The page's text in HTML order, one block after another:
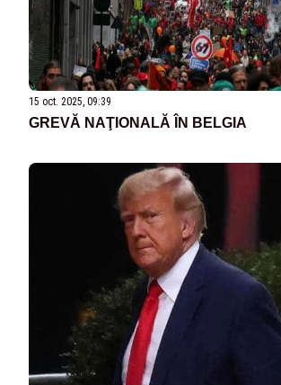
15 oct. 2025, 09:39
GREVĂ NAŢIONALĂ ÎN BELGIA